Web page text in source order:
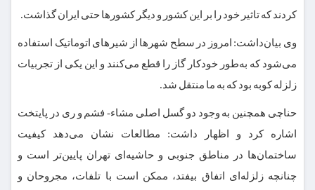
کردند که تاثیر خود را بر این کشور و دیگر کشورها حتی ایران گذاشت.
وی بیان‌داشت: امروز در سطح شهرها از شیرهای اتوماتیک استفاده
می‌شود که به‌طور خودکار گاز را قطع می‌کنند و این یکی از تجربیات
زلزله کوبه بود که به ما منتقل شد.
حناچی همچنین به وجود دو گسل اصلی مشاء- فشم و ری در پایتخت
اشاره کرد و اظهار داشت: مطالعات نشان می‌دهد کیفیت
ساختمان‌ها در مناطق جنوبی و حاشیه‌ای تهران پایین‌تر است و
چنانچه زلزله‌ای اتفاق بیفتد، ممکن است با تلفات، مجروحان و